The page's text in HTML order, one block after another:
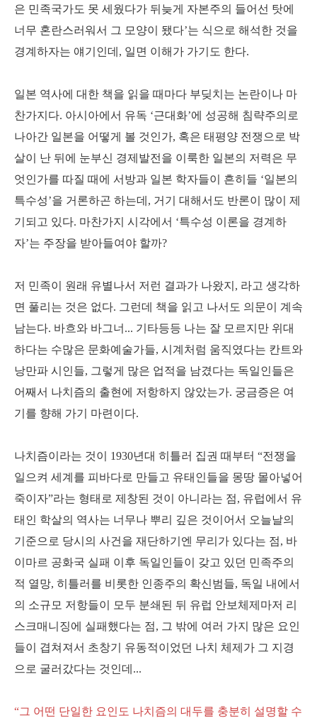
은 민족국가도 못 세웠다가 뒤늦게 자본주의 들어선 탓에
너무 혼란스러워서 그 모양이 됐다’는 식으로 해석한 것을
경계하자는 얘기인데, 일면 이해가 가기도 한다.
일본 역사에 대한 책을 읽을 때마다 부딪치는 논란이나 마
찬가지다. 아시아에서 유독 ‘근대화’에 성공해 침략주의로
나아간 일본을 어떻게 볼 것인가, 혹은 태평양 전쟁으로 박
살이 난 뒤에 눈부신 경제발전을 이룩한 일본의 저력은 무
엇인가를 따질 때에 서방과 일본 학자들이 흔히들 ‘일본의
특수성’을 거론하곤 하는데, 거기 대해서도 반론이 많이 제
기되고 있다. 마찬가지 시각에서 ‘특수성 이론을 경계하
자’는 주장을 받아들여야 할까?
저 민족이 원래 유별나서 저런 결과가 나왔지, 라고 생각하
면 풀리는 것은 없다. 그런데 책을 읽고 나서도 의문이 계속
남는다. 바흐와 바그너... 기타등등 나는 잘 모르지만 위대
하다는 수많은 문화예술가들, 시계처럼 움직였다는 칸트와
낭만파 시인들, 그렇게 많은 업적을 남겼다는 독일인들은
어째서 나치즘의 출현에 저항하지 않았는가. 궁금증은 여
기를 향해 가기 마련이다.
나치즘이라는 것이 1930년대 히틀러 집권 때부터 “전쟁을
일으켜 세계를 피바다로 만들고 유태인들을 몽땅 몰아넣어
죽이자”라는 형태로 제창된 것이 아니라는 점, 유럽에서 유
태인 학살의 역사는 너무나 뿌리 깊은 것이어서 오늘날의
기준으로 당시의 사건을 재단하기엔 무리가 있다는 점, 바
이마르 공화국 실패 이후 독일인들이 갖고 있던 민족주의
적 열망, 히틀러를 비롯한 인종주의 확신범들, 독일 내에서
의 소규모 저항들이 모두 분쇄된 뒤 유럽 안보체제마저 리
스크매니징에 실패했다는 점, 그 밖에 여러 가지 많은 요인
들이 겹쳐져서 초창기 유동적이었던 나치 체제가 그 지경
으로 굴러갔다는 것인데...
“그 어떤 단일한 요인도 나치즘의 대두를 충분히 설명할 수